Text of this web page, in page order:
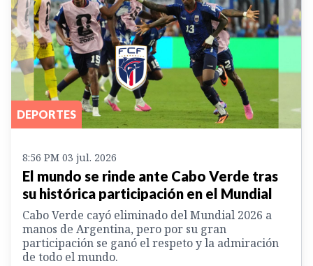
DEPORTES
8:56 PM 03 jul. 2026
El mundo se rinde ante Cabo Verde tras
su histórica participación en el Mundial
Cabo Verde cayó eliminado del Mundial 2026 a
manos de Argentina, pero por su gran
participación se ganó el respeto y la admiración
de todo el mundo.